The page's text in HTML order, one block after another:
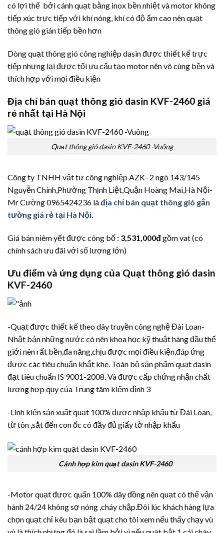
có lợi thế bởi cánh quạt bằng inox bền nhiệt và motor không
tiếp xúc trực tiếp với khí nóng, khí có độ ẩm cao nên quạt
thông gió gián tiếp bền hơn
Dòng quạt thông gió công nghiệp dasin được thiết kế trực
tiếp nhưng lại được tối ưu cấu tạo motor nên vô cùng bền và
thích hợp với mọi điều kiện
Địa chỉ bán quạt thông gió dasin KVF-2460 giá
rẻ nhất tại Hà Nội
Quạt thông gió dasin KVF-2460 -Vuông
Công ty TNHH vật tư công nghiệp AZK- 2 ngõ 143/145
Nguyễn Chính,Phường Thịnh Liệt,Quận Hoàng Mai,Hà Nội-
Mr Cường 0965424236 làđịa chỉ bán quạt thông gió gắn
tường giá rẻ tại Hà Nội.
Giá bán niêm yết được công bố : 3,531,000đgồm vat (có
chính sách ưu đãi với số lượng lớn)
Ưu điểm và ứng dụng của Quạt thông gió dasin
KVF-2460
-Quạt được thiết kế theo dây truyền công nghệ Đài Loan-
Nhật bản những nước có nên khoa học kỹ thuật hàng đầu thế
giới nên rất bền,đa năng,chịu được mọi điều kiện,đáp ứng
được các tiêu chuẩn khắt khe. Toàn bộ sản phẩm quạt dasin
đạt tiêu chuẩn IS 9001-2008. Và được cấp chứng nhận chất
lượng hợp quy của Trung tâm kiểm định 3
-Linh kiện sản xuất quạt 100% được nhập khẩu từ Đài Loan,
từ tôn ,sắt đến con ốc có đầy đủ giấy tờ nhập khẩu
Cánh hợp kim quạt dasin KVF-2460
-Motor quạt được quấn 100% dây đồng nên quạt có thể vận
hành 24/24 không sợ nóng ,cháy chập.Đôi lúc khách hàng lựa
chọn quạt chỉ kêu bạn bật quạt cho tôi xem nếu thấy chạy vù